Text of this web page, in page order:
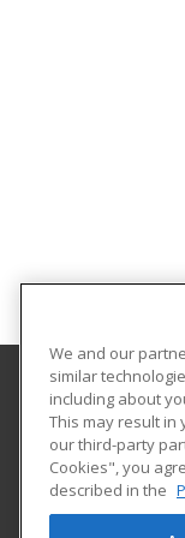
Baylor
Extended
1 Bear Trail
Waco, TX
We and our
similar
including about
This may result in
our third-party
Cookies", you
described in the